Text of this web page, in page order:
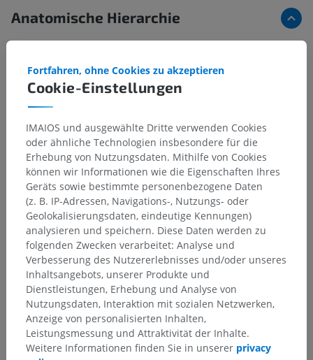
Anatomische Hierarchie
Anatomie des Menschen 1
Systematische Anatomie> Nervensystem
Zentraler Abschnitt; Zentralnervensystem
Darunterliegende Strukturen:
Äußerer Bau
Innerer Bau
Brücke
Kleinhirn
Übersetzungen
Cookie-Einstellungen
Fortfahren, ohne Cookies zu akzeptieren
IMAIOS und ausgewählte Dritte verwenden Cookies
oder ähnliche Technologien insbesondere für die
Erhebung von Nutzungsdaten. Mithilfe von Cookies
können wir Informationen wie die Eigenschaften Ihres
Geräts sowie bestimmte personenbezogene Daten
(z. B. IP-Adressen, Navigations-, Nutzungs- oder
Geolokalisierungsdaten, eindeutige Kennungen)
analysieren und speichern. Diese Daten werden zu
folgenden Zwecken verarbeitet: Analyse und
Verbesserung des Nutzererlebnisses und/oder unseres
Inhaltsangebots, unserer Produkte und
Dienstleistungen, Erhebung und Analyse von
Nutzungsdaten, Interaktion mit sozialen Netzwerken,
Anzeige von personalisierten Inhalten,
Leistungsmessung und Attraktivität der Inhalte.
Weitere Informationen finden Sie in unserer privacy